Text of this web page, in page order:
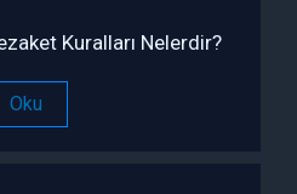
Kuralları Nelerdir?
Oku